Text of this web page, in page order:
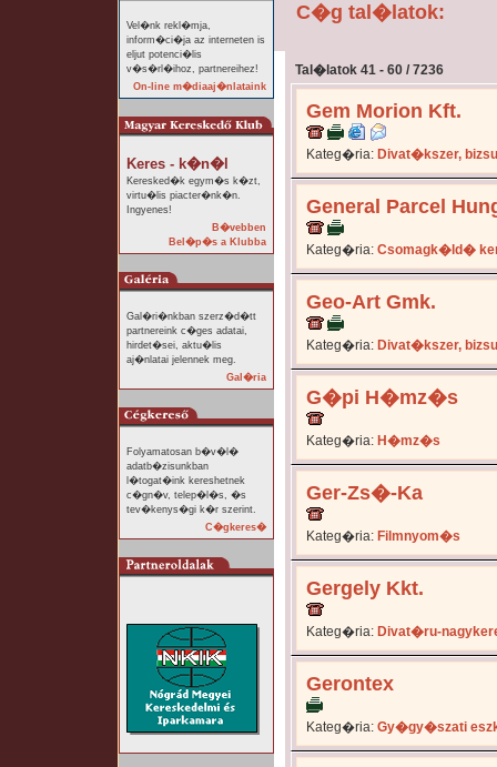
Vel�nk rekl�mja,
inform�ci�ja az interneten is
eljut potenci�lis
v�s�rl�ihoz, partnereihez!
On-line m�diaaj�nlataink
Keres - k�n�l
Keresked�k egym�s k�zt,
virtu�lis piacter�nk�n.
Ingyenes!
B�vebben
Bel�p�s a Klubba
Gal�ri�nkban szerz�d�tt
partnereink c�ges adatai,
hirdet�sei, aktu�lis
aj�nlatai jelennek meg.
Gal�ria
Folyamatosan b�v�l�
adatb�zisunkban
l�togat�ink kereshetnek
c�gn�v, telep�l�s, �s
tev�kenys�gi k�r szerint.
C�gkeres�
C�g tal�latok:
Tal�latok 41 - 60 / 7236
Gem Morion Kft.
Kateg�ria: Divat�kszer, bizsu
General Parcel
Kateg�ria: Csomagk�ld�
Geo-Art Gmk.
Kateg�ria: Divat�kszer, bizsu
G�pi H�mz�s
Kateg�ria: H�mz�s
Ger-Zs�-Ka
Kateg�ria: Filmnyom�s
Gergely Kkt.
Kateg�ria: Divat�ru-
Gerontex
Kateg�ria: Gy�gy�szati